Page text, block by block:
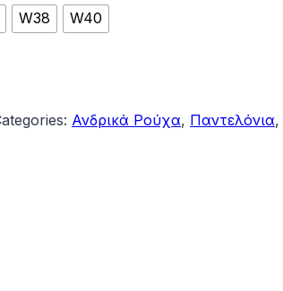
W38
W40
Ανδρικά Ρούχα, Παντελόνια,